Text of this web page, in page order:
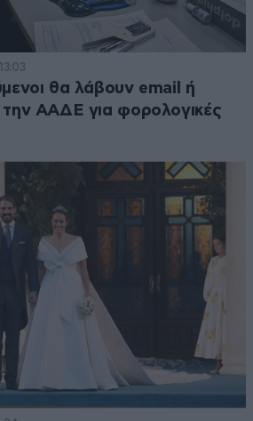
θα λάβουν email ή
ΑΑΔΕ για φορολογικές